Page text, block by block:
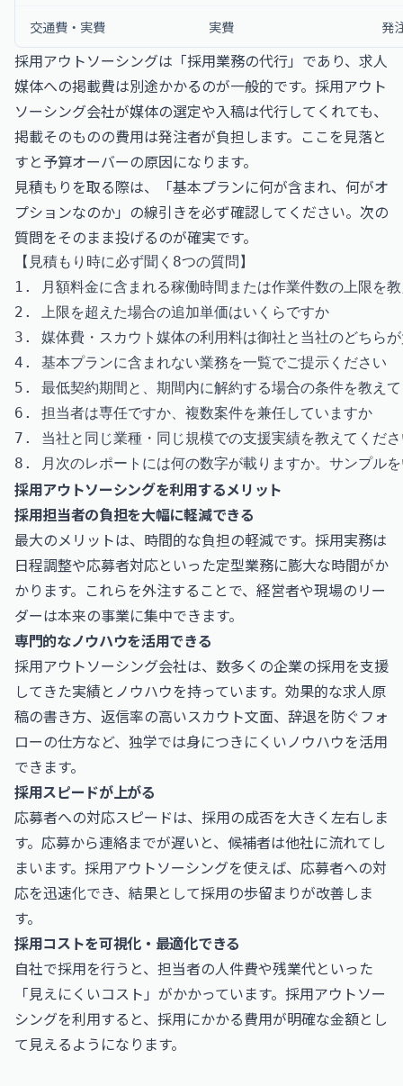
交通費・実費 実費 発
採用アウトソーシングは「採用業務の代行」であり、求人
媒体への掲載費は別途かかるのが一般的です。採用アウト
ソーシング会社が媒体の選定や入稿は代行してくれても、
掲載そのものの費用は発注者が負担します。ここを見落と
すと予算オーバーの原因になります。
見積もりを取る際は、「基本プランに何が含まれ、何がオ
プションなのか」の線引きを必ず確認してください。次の
質問をそのまま投げるのが確実です。
【見積もり時に必ず聞く8つの質問】
1. 月額料金に含まれる稼働時間または作業件数の上限を
2. 上限を超えた場合の追加単価はいくらですか
3. 媒体費・スカウト媒体の利用料は御社と当社のどちら
4. 基本プランに含まれない業務を一覧でご提示ください
5. 最低契約期間と、期間内に解約する場合の条件を教え
6. 担当者は専任ですか、複数案件を兼任していますか
7. 当社と同じ業種・同じ規模での支援実績を教えてくだ
採用アウトソーシングを利用するメリット
採用担当者の負担を大幅に軽減できる
最大のメリットは、時間的な負担の軽減です。採用実務は
日程調整や応募者対応といった定型業務に膨大な時間がか
かります。これらを外注することで、経営者や現場のリー
ダーは本来の事業に集中できます。
専門的なノウハウを活用できる
採用アウトソーシング会社は、数多くの企業の採用を支援
してきた実績とノウハウを持っています。効果的な求人原
稿の書き方、返信率の高いスカウト文面、辞退を防ぐフォ
ローの仕方など、独学では身につきにくいノウハウを活用
できます。
採用スピードが上がる
応募者への対応スピードは、採用の成否を大きく左右しま
す。応募から連絡までが遅いと、候補者は他社に流れてし
まいます。採用アウトソーシングを使えば、応募者への対
応を迅速化でき、結果として採用の歩留まりが改善しま
す。
採用コストを可視化・最適化できる
自社で採用を行うと、担当者の人件費や残業代といった
「見えにくいコスト」がかかっています。採用アウトソー
シングを利用すると、採用にかかる費用が明確な金額とし
て見えるようになります。